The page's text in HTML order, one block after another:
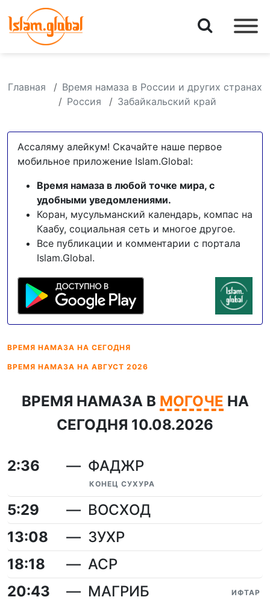
Главная
Время намаза в России и других странах
Россия
Забайкальский край
Ассаляму алейкум! Скачайте наше первое
мобильное приложение Islam.Global:
Время намаза в любой точке мира, с
удобными уведомлениями.
Коран, мусульманский календарь, компас на
Каабу, социальная сеть и многое другое.
Все публикации и комментарии с портала
Islam.Global.
ВРЕМЯ НАМАЗА НА СЕГОДНЯ
ВРЕМЯ НАМАЗА НА АВГУСТ 2026
ВРЕМЯ НАМАЗА В МОГОЧЕ НА
СЕГОДНЯ 10.08.2026
2:36 ФАДЖР
КОНЕЦ СУХУРА
5:29
ВОСХОД
13:08
ЗУХР
18:18
АСР
20:43
МАГРИБ ИФТАР